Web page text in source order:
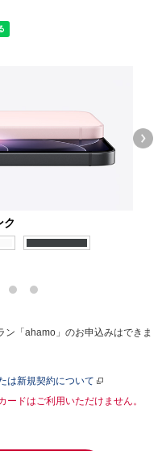
ク
ン「ahamo」のお申込みはできま
は新規契約について
ドはご利用いただけません。